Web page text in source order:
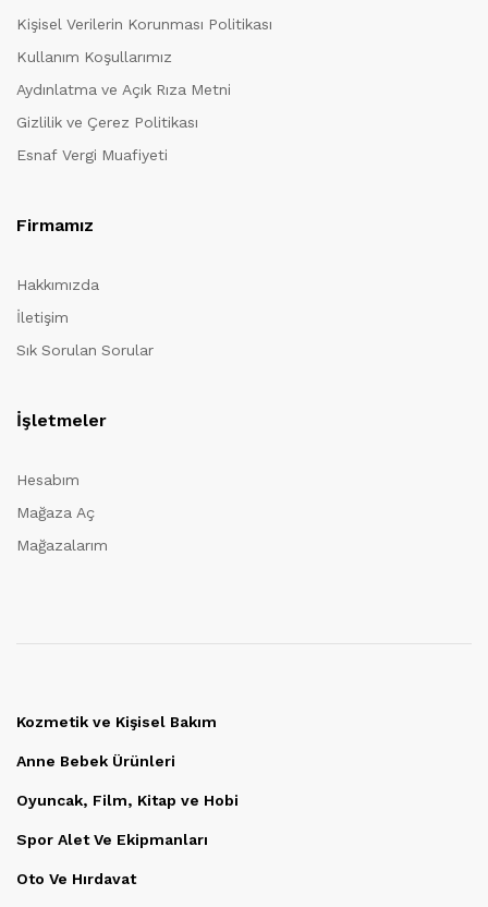
Kişisel Verilerin Korunması Politikası
Kullanım Koşullarımız
Aydınlatma ve Açık Rıza Metni
Gizlilik ve Çerez Politikası
Esnaf Vergi Muafiyeti
Firmamız
Hakkımızda
İletişim
Sık Sorulan Sorular
İşletmeler
Hesabım
Mağaza Aç
Mağazalarım
Kozmetik ve Kişisel Bakım
Anne Bebek Ürünleri
Oyuncak, Film, Kitap ve Hobi
Spor Alet Ve Ekipmanları
Oto Ve Hırdavat